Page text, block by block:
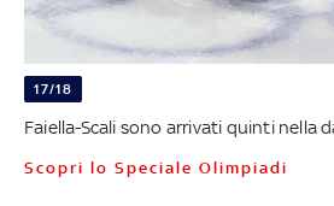
17/18
Faiella-Scali sono arrivati quinti nella
Scopri lo Speciale Olimpiadi